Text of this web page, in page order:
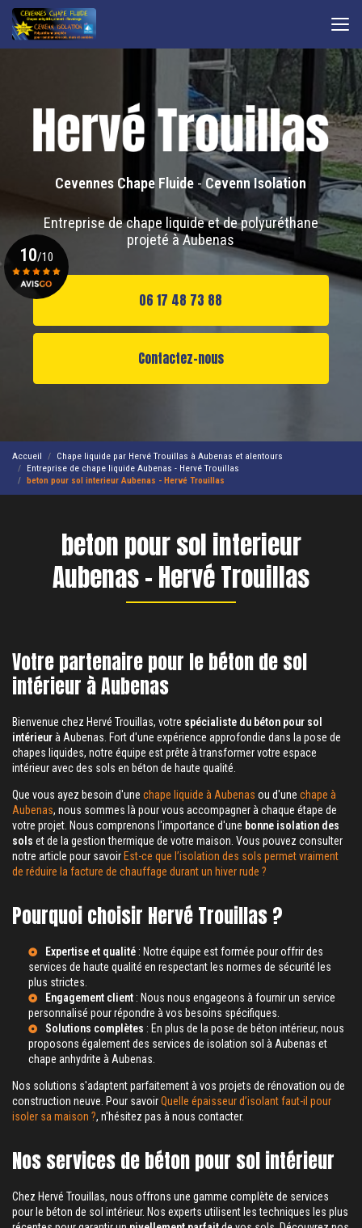
Aller
contenu
Cevennes Chape Fluide -Cevenn Isolation
Entreprise de chape liquide et de polyuréthane
projeté à Aubenas
06 17 48 73 88
Contactez-nous
10/10
Accueil
Chape liquide par Hervé Trouillas à Aubenas et alentours
Entreprise de chape liquide Aubenas - Hervé Trouillas
beton pour sol interieur Aubenas - Hervé Trouillas
beton pour sol interieur
Aubenas - Hervé Trouillas
Votre partenaire pour le béton de sol
intérieur à Aubenas
Bienvenue chez Hervé Trouillas, votre spécialiste du béton pour sol
intérieurà Aubenas. Fort d'une expérience approfondie dans la pose de
chapes liquides, notre équipe est prête à transformer votre espace
intérieur avec des sols en béton de haute qualité.
Que vous ayez besoin d'une chape liquide à Aubenas ou d'une chape à
Aubenas, nous sommes là pour vous accompagner à chaque étape de
votre projet. Nous comprenons l'importance d'une bonne isolation des
sols et de la gestion thermique de votre maison. Vous pouvez consulter
notre article pour savoir Est-ce que l’isolation des sols permet vraiment
de réduire la facture de chauffage durant un hiver rude ?
Pourquoi choisir Hervé Trouillas ?
Expertise et qualité : Notre équipe est formée pour offrir des
services de haute qualité en respectant les normes de sécurité les
plus strictes.
Engagement client : Nous nous engageons à fournir un service
personnalisé pour répondre à vos besoins spécifiques.
Solutions complètes : En plus de la pose de béton intérieur, nous
proposons également des services de isolation sol à Aubenas et
chape anhydrite à Aubenas
Nos solutions s'adaptent parfaitement à vos projets de rénovation ou de
construction neuve. Pour savoirQuelle épaisseur d’isolant faut-il pour
isoler sa maison ?, n'hésitez pas à nous contacter.
Nos services de béton pour sol intérieur
Chez Hervé Trouillas, nous offrons une gamme complète de services
pour le béton de sol intérieur. Nos experts utilisent les techniques les plus